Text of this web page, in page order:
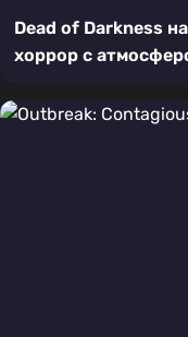
Dead of Darkness
хоррор с